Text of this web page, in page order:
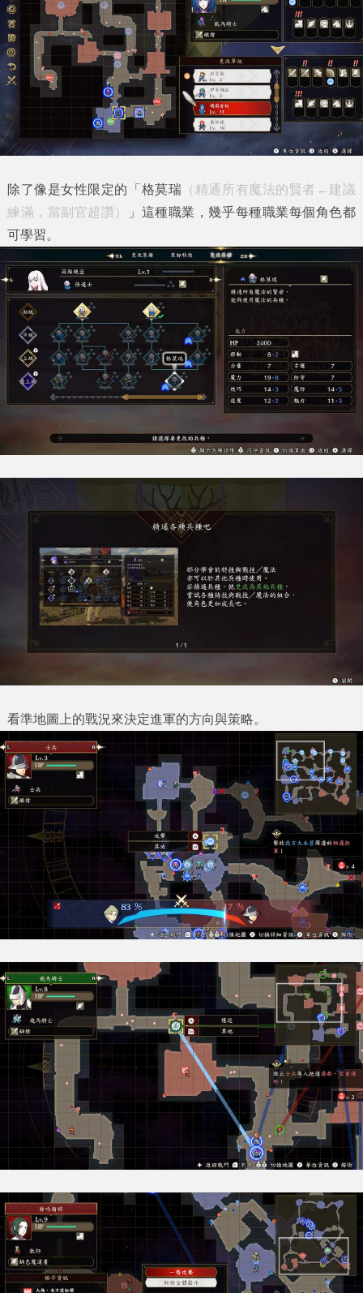
除了像是女性限定的「格莫瑞 （精通所有魔法的賢者←建議
練滿，當副官超讚）
」這種職業，幾乎每種職業每個角色都
可學習。
看準地圖上的戰況來決定進軍的方向與策略。